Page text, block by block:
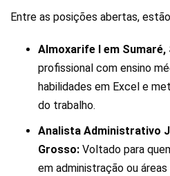
Entre as posições abertas,
Almoxarife I em Sumaré,
profissional com ensino
habilidades em Excel e
do trabalho.
Analista Administrativo
Grosso: Voltado para
em administração ou